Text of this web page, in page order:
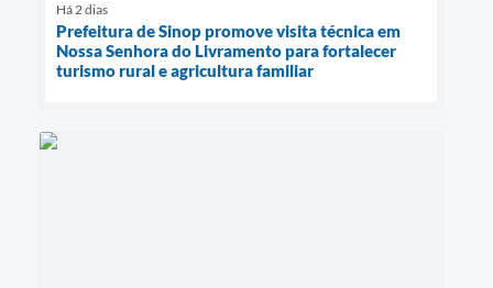
Há 2 dias
Prefeitura de Sinop promove visita técnica em
Nossa Senhora do Livramento para fortalecer
turismo rural e agricultura familiar